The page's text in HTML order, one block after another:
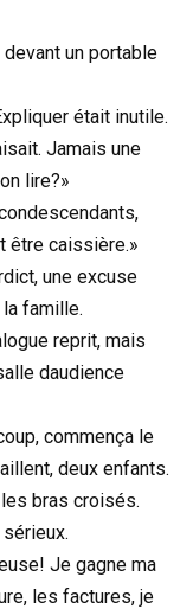
un portable
était inutile.
Jamais une
lire?»
être caissière.»
une excuse
famille.
reprit, mais
daudience
commença le
deux enfants.
bras croisés.
Je gagne ma
les factures, je